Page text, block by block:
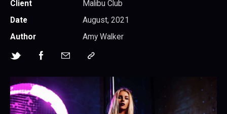
Client
Malibu Club
Date
August, 2021
Author
Amy Walker
Twitter-FacebookShare-
Copy
to
clipboard